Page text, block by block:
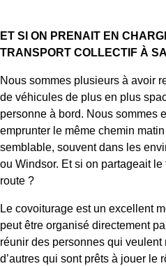
ET SI ON PRENAIT EN
TRANSPORT COLLECTIF À
Nous sommes plusieurs à avoir
de véhicules de plus en plus
personne à bord. Nous sommes
emprunter le même chemin
semblable, souvent dans les
ou Windsor. Et si on partageait
route ?
Le covoiturage est un excellent
peut être organisé directement
réunir des personnes qui veulent
d’autres qui sont prêts à jouer le